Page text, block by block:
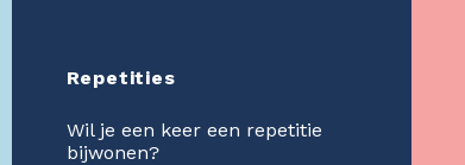
Repetities
Wil je een keer een repetitie
bijwonen?